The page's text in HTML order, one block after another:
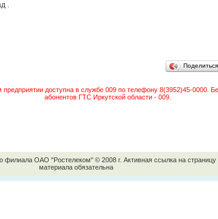
.
доступна в службе 009 по телефону 8(3952)45-0000.
абонентов ГТС Иркутской области - 009.
филиала ОАО "Ростелеком" © 2008 г. Активная ссылка на страницу
материала обязательна